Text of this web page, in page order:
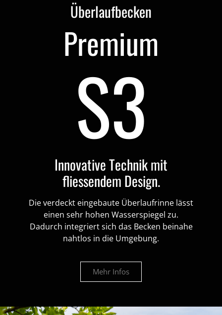
Überlaufbecken
Premium
S3
Innovative Technik mit
fliessendem Design.
Die verdeckt eingebaute Überlaufrinne lässt
einen sehr hohen Wasserspiegel zu.
Dadurch integriert sich das Becken beinahe
nahtlos in die Umgebung.
Mehr Infos